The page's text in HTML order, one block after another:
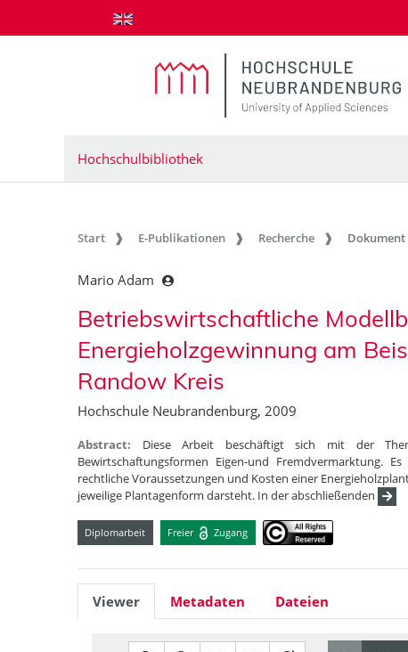
zum Inhalt springen
Hochschulbibliothek
Start E-Publikationen Recherche Dokument
Mario Adam
Betriebswirtschaftliche
Energieholzgewinnung am
Randow Kreis
Hochschule Neubrandenburg, 2009
Abstract: Diese Arbeit beschäftigt sich mit der
Bewirtschaftungsformen Eigen-und Fremdvermarktung.
rechtliche Voraussetzungen und Kosten einer
jeweilige Plantagenform darsteht. In der abschließenden
Diplomarbeit Freier Zugang
Viewer Metadaten Dateien